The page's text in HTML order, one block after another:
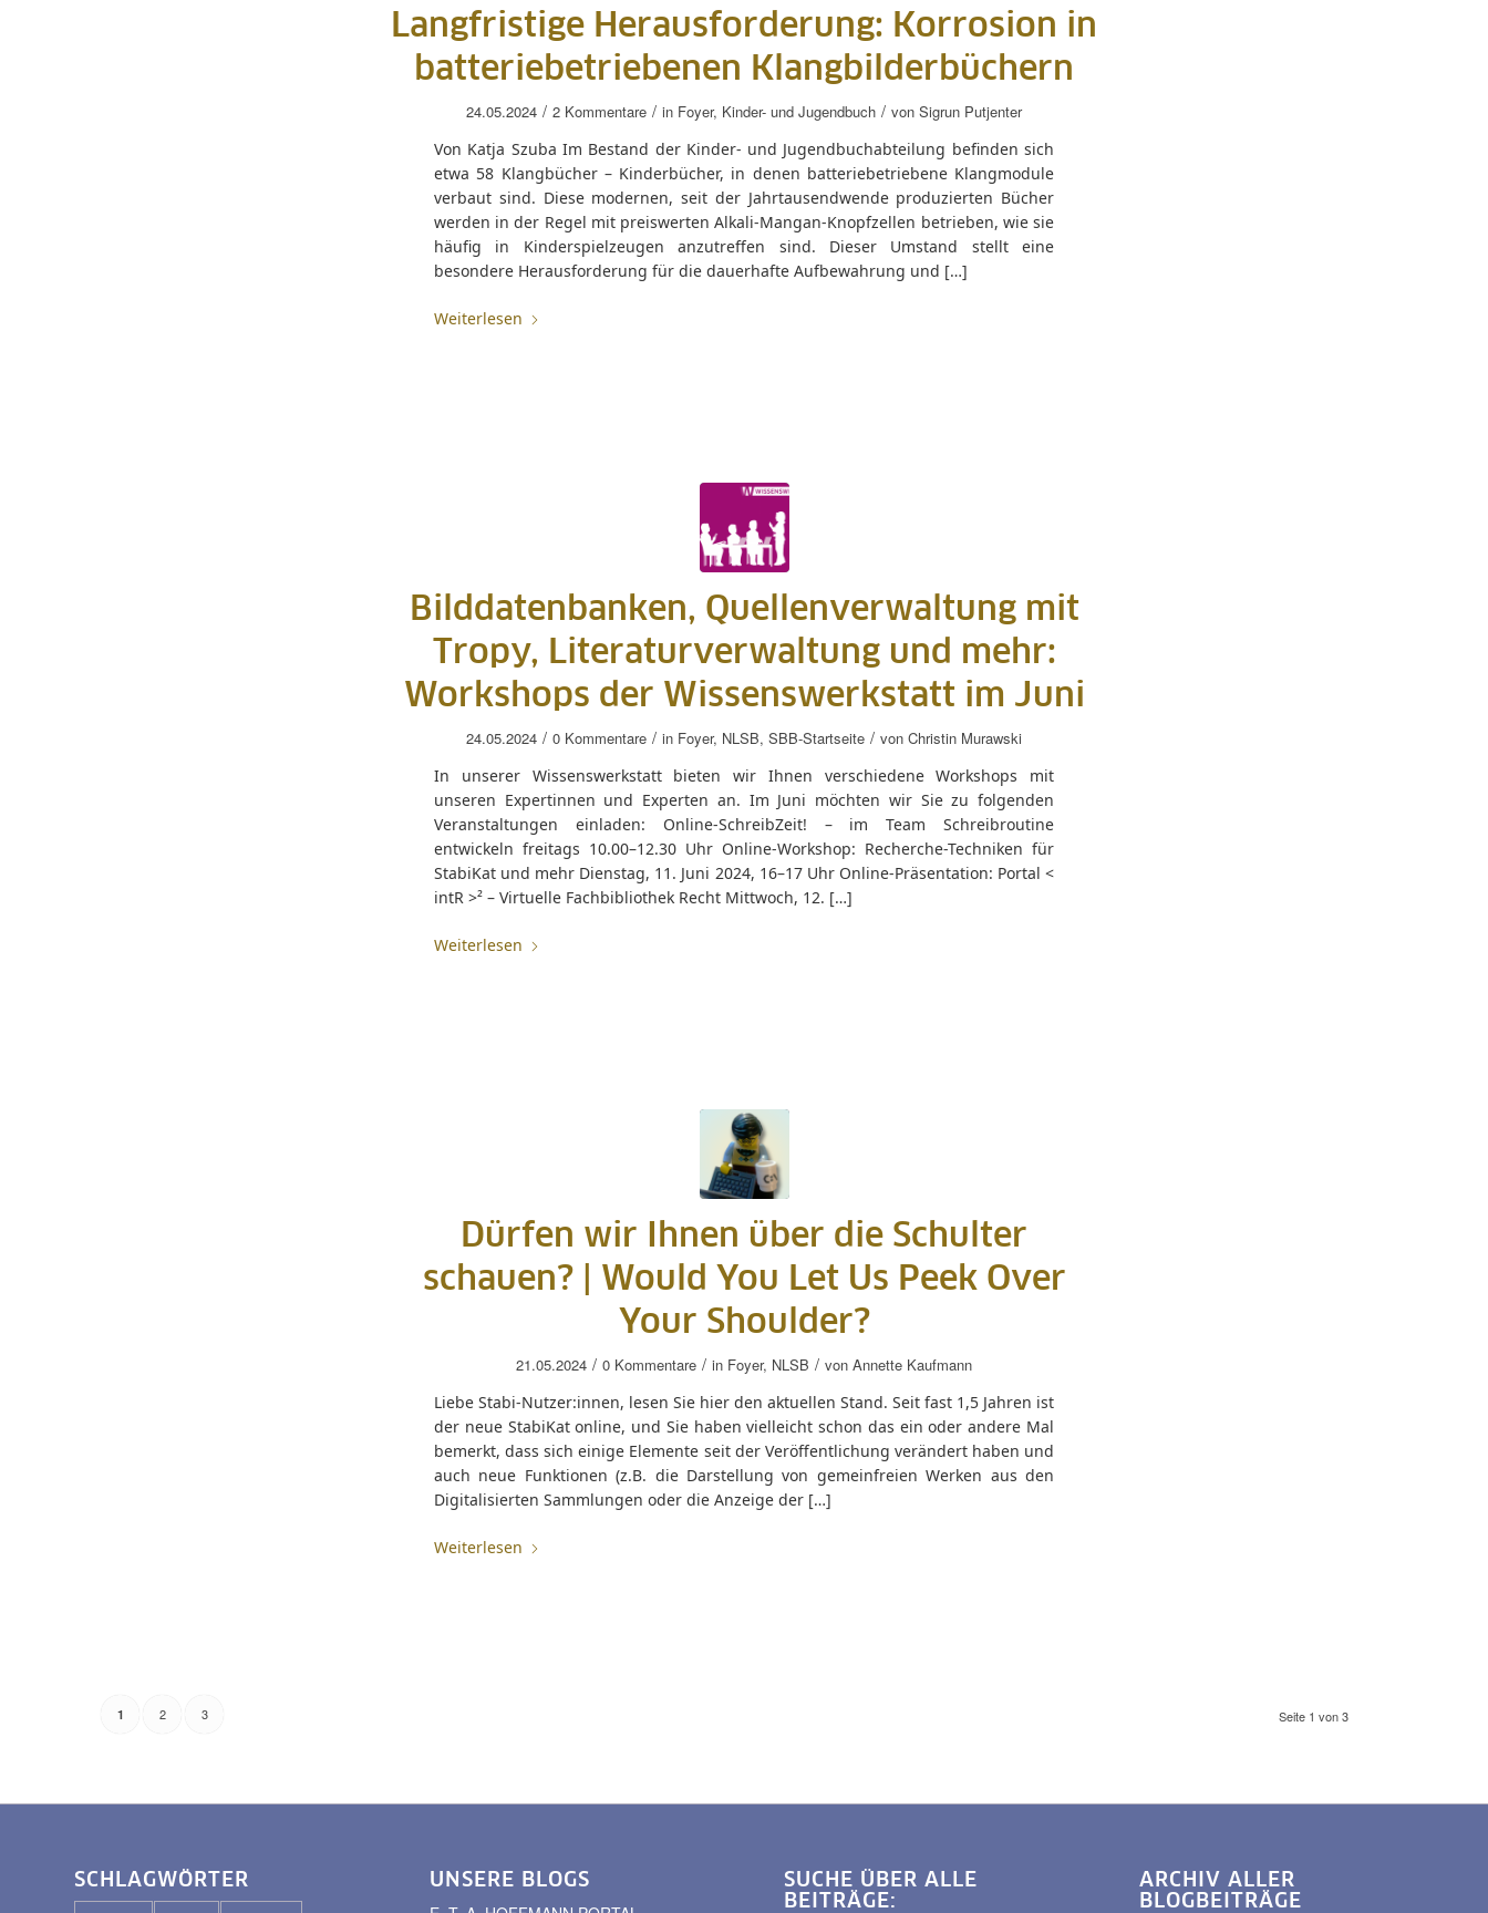
Langfristige Herausforderung: Korrosion in
batteriebetriebenen Klangbilderbüchern
24.05.2024 / 2 Kommentare / in Foyer, Kinder- und Jugendbuch / von Sigrun Putjenter
Von Katja Szuba Im Bestand der Kinder- und Jugendbuchabteilung befinden sich
etwa 58 Klangbücher – Kinderbücher, in denen batteriebetriebene Klangmodule
verbaut sind. Diese modernen, seit der Jahrtausendwende produzierten Bücher
werden in der Regel mit preiswerten Alkali-Mangan-Knopfzellen betrieben, wie sie
häufig in Kinderspielzeugen anzutreffen sind. Dieser Umstand stellt eine
besondere Herausforderung für die dauerhafte Aufbewahrung und […]
Weiterlesen
Bilddatenbanken, Quellenverwaltung mit
Tropy, Literaturverwaltung und mehr:
Workshops der Wissenswerkstatt im Juni
24.05.2024 / 0 Kommentare / in Foyer, NLSB, SBB-Startseite / von Christin Murawski
In unserer Wissenswerkstatt bieten wir Ihnen verschiedene Workshops mit
unseren Expertinnen und Experten an. Im Juni möchten wir Sie zu folgenden
Veranstaltungen einladen: Online-SchreibZeit! – im Team Schreibroutine
entwickeln freitags 10.00–12.30 Uhr Online-Workshop: Recherche-Techniken für
StabiKat und mehr Dienstag, 11. Juni 2024, 16–17 Uhr Online-Präsentation: Portal <
intR >² – Virtuelle Fachbibliothek Recht Mittwoch, 12. […]
Weiterlesen
Dürfen wir Ihnen über die Schulter
schauen? | Would You Let Us Peek Over
Your Shoulder?
21.05.2024 / 0 Kommentare / in Foyer, NLSB / von Annette Kaufmann
Liebe Stabi-Nutzer:innen, lesen Sie hier den aktuellen Stand. Seit fast 1,5 Jahren ist
der neue StabiKat online, und Sie haben vielleicht schon das ein oder andere Mal
bemerkt, dass sich einige Elemente seit der Veröffentlichung verändert haben und
auch neue Funktionen (z.B. die Darstellung von gemeinfreien Werken aus den
Digitalisierten Sammlungen oder die Anzeige der […]
Weiterlesen
Seite 1 von 3
1 2 3
SCHLAGWÖRTER UNSERE BLOGS
SUCHE ÜBER ALLE
BEITRÄGE:
ARCHIV ALLER
BLOGBEITRÄGE